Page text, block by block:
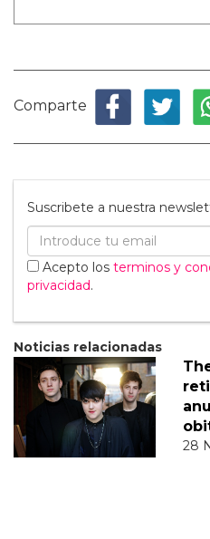
Comparte
Suscribete a nuestra
Acepto los terminos y
privacidad.
Noticias relacionadas
28